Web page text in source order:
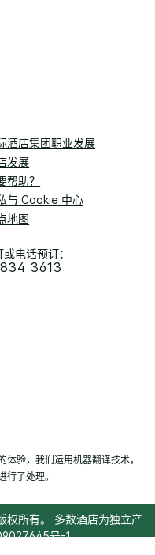
酒店集团职业发展
发展
帮助？
与 Cookie 中心
地图
电话预订：
3613
验，我们运用机器翻译技术，
行了处理。
所有。 多数酒店为独立产
号-1